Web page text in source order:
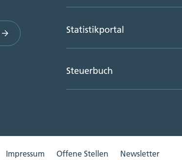
Statistikportal
Steuerbuch
Impressum Offene Stellen Newsletter